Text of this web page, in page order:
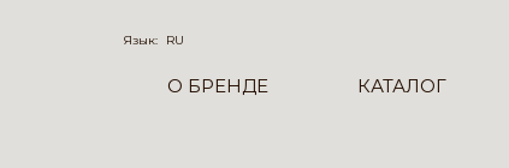
Язык: RU
О БРЕНДЕ КАТАЛОГ